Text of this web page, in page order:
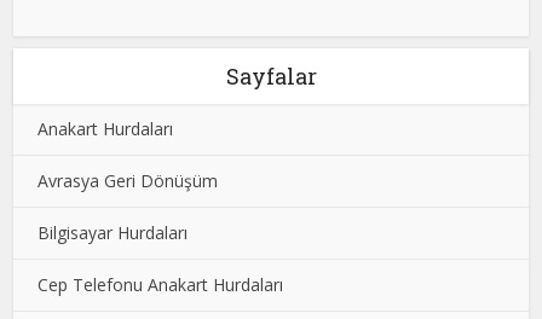
Sayfalar
Anakart Hurdaları
Avrasya Geri Dönüşüm
Bilgisayar Hurdaları
Cep Telefonu Anakart Hurdaları